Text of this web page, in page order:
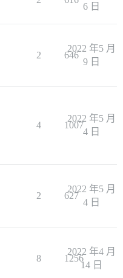
6 日
2 646
2022 年5 月
9 日
4 1007
2022 年5 月
4 日
2 627
2022 年5 月
4 日
8 1256
2022 年4 月
14 日